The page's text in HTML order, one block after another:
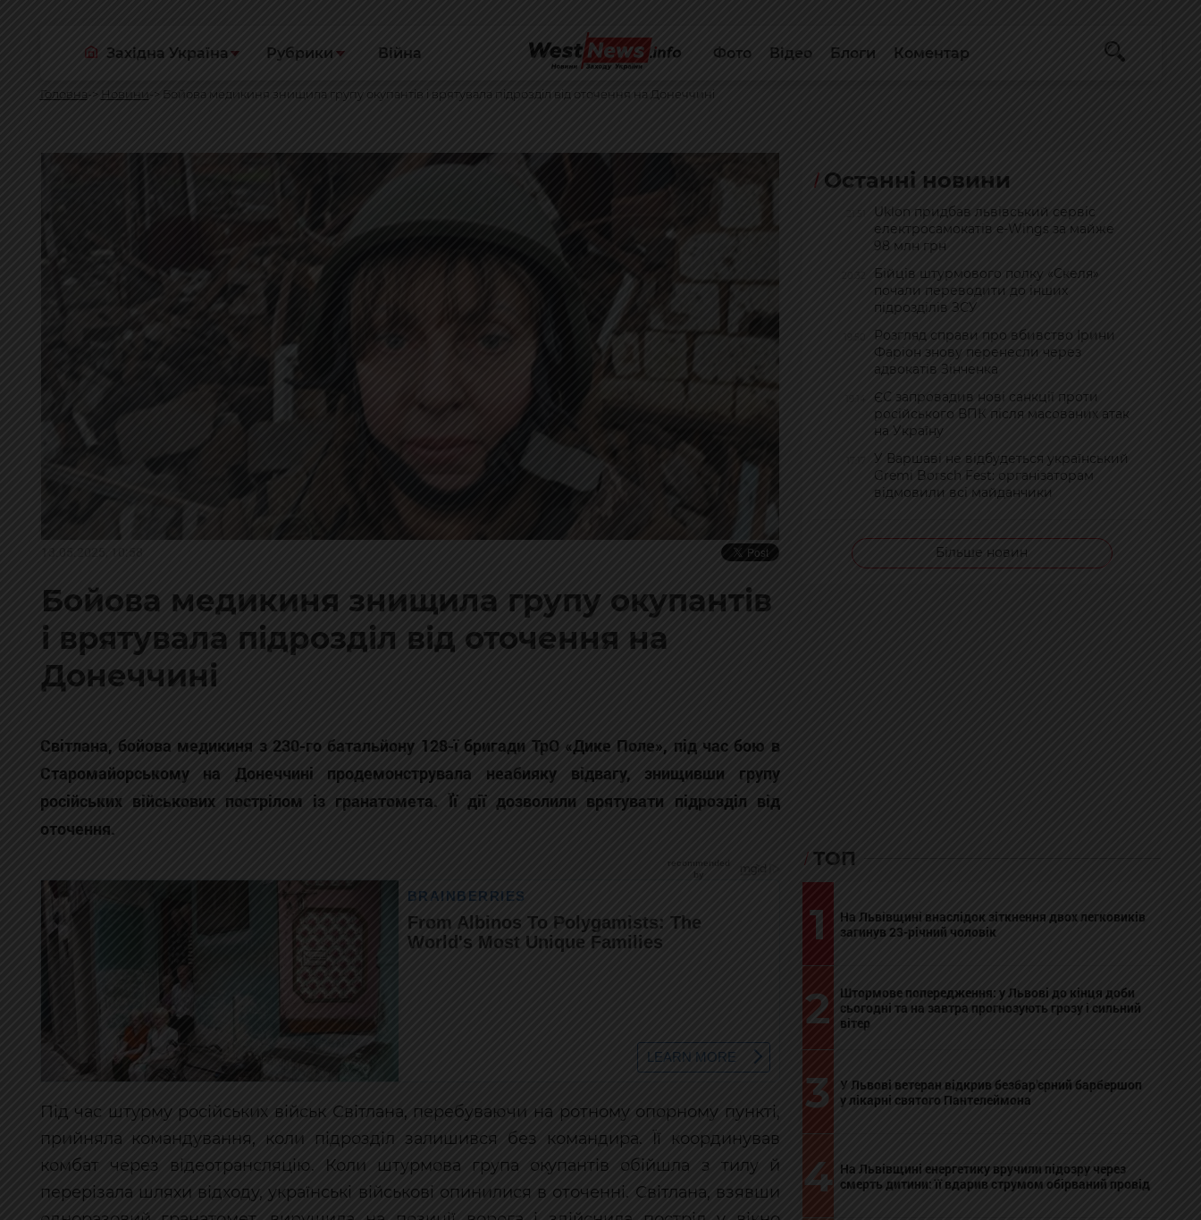
Західна Україна Рубрики Війна Фото Відео Блоги Коментар
Головна Новини Бойова медикиня знищила групу окупантів і врятувала підрозділ від оточення на Донеччині
Бойова медикиня знищила групу окупантів
і врятувала підрозділ від оточення на
Донеччині
Світлана, бойова медикиня з 230-го батальйону 128-ї бригади ТрО «Дике Поле», під час бою в
Старомайорському на Донеччині продемонструвала неабияку відвагу, знищивши групу
російських військових пострілом із гранатомета. Її дії дозволили врятувати підрозділ від
оточення.
Під час штурму російських військ Світлана, перебуваючи на ротному опорному пункті,
прийняла командування, коли підрозділ залишився без командира. Її координував
комбат через відеотрансляцію. Коли штурмова група окупантів обійшла з тилу й
перерізала шляхи відходу, українські військові опинилися в оточенні. Світлана, взявши
Останні новини
Uklon придбав львівський сервіс
електросамокатів e-Wings за майже
98 млн грн
Бійців штурмового полку «Скеля»
почали переводити до інших
підрозділів ЗСУ
Розгляд справи про вбивство Ірини
Фаріон знову перенесли через
адвокатів Зінченка
ЄС запровадив нові санкції проти
російського ВПК після масованих атак
на Україну
У Варшаві не відбудеться український
Gremi Borsch Fest: організаторам
відмовили всі майданчики
Більше новин
ТОП
1
На Львівщині внаслідок зіткнення двох легковиків
загинув 23-річний чоловік
2
Штормове попередження: у Львові до кінця доби
сьогодні та на завтра прогнозують грозу і сильний
вітер
3
У Львові ветеран відкрив безбар’єрний барбершоп
у лікарні святого Пантелеймона
4 На Львівщині енергетику вручили підозру через
смерть дитини: її вдарив струмом обірваний провід